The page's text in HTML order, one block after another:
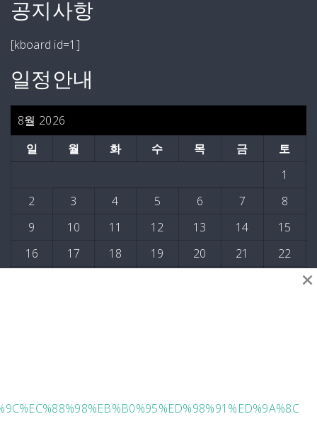
공지사항
[kboard id=1]
일정안내
8월 2026
일
월 화 수 목 금 토
1
2
3 4 5 6 7
8
9
10 11 12 13 14
15
16
17 18 19 20 21
22
×